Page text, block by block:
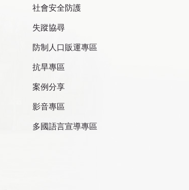
社會安全防護
失蹤協尋
防制人口販運專區
抗旱專區
案例分享
影音專區
多國語言宣導專區